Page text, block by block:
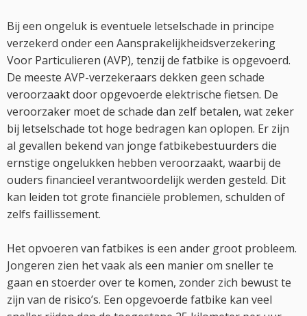
Bij een ongeluk is eventuele letselschade in principe
verzekerd onder een Aansprakelijkheidsverzekering
Voor Particulieren (AVP), tenzij de fatbike is opgevoerd.
De meeste AVP-verzekeraars dekken geen schade
veroorzaakt door opgevoerde elektrische fietsen. De
veroorzaker moet de schade dan zelf betalen, wat zeker
bij letselschade tot hoge bedragen kan oplopen. Er zijn
al gevallen bekend van jonge fatbikebestuurders die
ernstige ongelukken hebben veroorzaakt, waarbij de
ouders financieel verantwoordelijk werden gesteld. Dit
kan leiden tot grote financiële problemen, schulden of
zelfs faillissement.
Het opvoeren van fatbikes is een ander groot probleem.
Jongeren zien het vaak als een manier om sneller te
gaan en stoerder over te komen, zonder zich bewust te
zijn van de risico’s. Een opgevoerde fatbike kan veel